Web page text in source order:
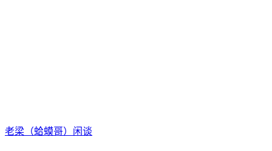
老梁（蛤蟆哥） 闲谈